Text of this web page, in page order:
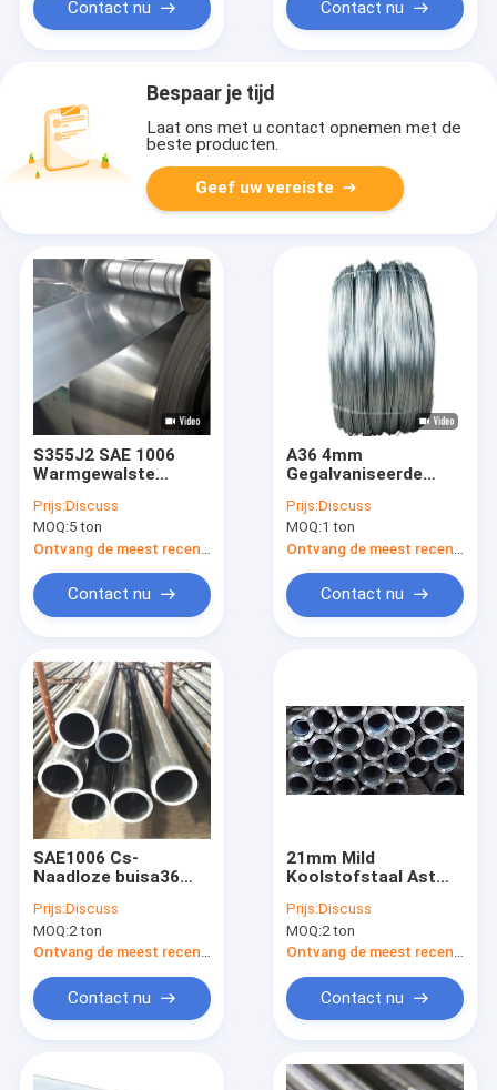
Contact nu Contact nu
Bespaar je tijd
Laat ons met u contact opnemen met de
beste producten.
Geef uw vereiste
S355J2 SAE 1006
Warmgewalste
Koolstofstaalrol
Prijs:Discuss
MOQ:5 ton
Contact nu
A36 4mm
Gegalvaniseerde
Maat
Prijs:Discuss
MOQ:1 ton
Contact nu
SAE1006 Cs-
Naadloze buisa36
om Buis 1008
Prijs:Discuss
MOQ:2 ton
Ontvang de meest recente Prijs
Contact nu
21mm Mild
Koolstofstaal Astm
ISO9001
Prijs:Discuss
MOQ:2 ton
Ontvang de meest recente Prijs
Contact nu